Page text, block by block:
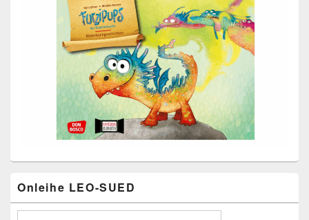
Seitenleisten-
Widgetbereich
Onleihe LEO-SUED